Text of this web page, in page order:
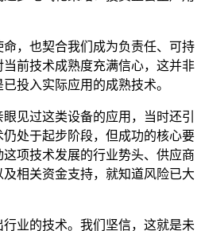
，也契合我们成为负责任、可持
前技术成熟度充满信心，这并非
投入实际应用的成熟技术。
见过这类设备的应用，当时还引
处于起步阶段，但成功的核心要
项技术发展的行业势头、供应商
相关资金支持，就知道风险已大
业的技术。我们坚信，这就是未